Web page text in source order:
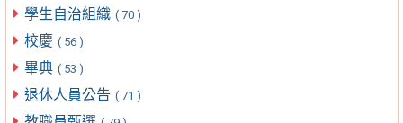
學生自治組織 ( 70 )
校慶 ( 56 )
畢典 ( 53 )
退休人員公告 ( 71 )